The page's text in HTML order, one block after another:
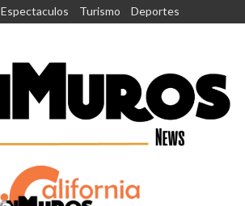
Espectaculos Turismo Deportes